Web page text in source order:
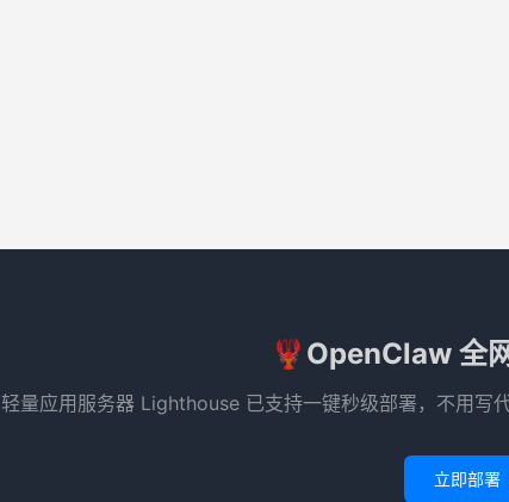
🦞OpenClaw 全
轻量应用服务器 Lighthouse 已支持一键秒级部署，不用写
立即部署